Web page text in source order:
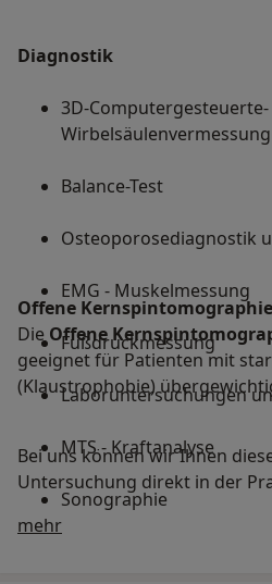
Diagnostik
3D-Computergesteuerte-
Wirbelsäulenvermessung
Balance-Test
Osteoporosediagnostik
EMG - Muskelmessung
Fußdruckmessung
Laboruntersuchungen
MTS - Kraftanalyse
Sonographie
Offene Kernspintomographie
DieOffene
geeignet für Patienten mit
(Klaustrophobie)
Bei uns können wir Ihnen
Untersuchung direkt in der
mehrÜber mich